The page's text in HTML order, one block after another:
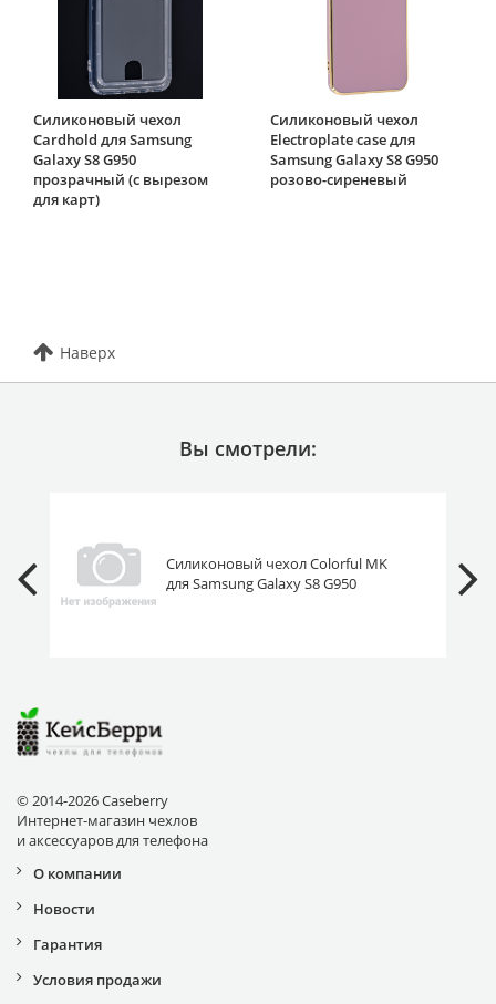
Силиконовый чехол
Cardhold для Samsung
Galaxy S8 G950
прозрачный (с вырезом
для карт)
Силиконовый чехол
Electroplate case для
Samsung Galaxy S8 G950
розово-сиреневый
Наверх
Вы смотрели:
Силиконовый чехол Colorful MK
для Samsung Galaxy S8 G950
© 2014-2026 Caseberry
Интернет-магазин чехлов
и аксессуаров для телефона
О компании
Новости
Гарантия
Условия продажи